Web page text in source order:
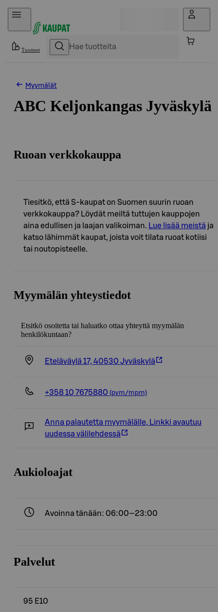
Hyppää sisältöön
Tuotteet
Myymälät
ABC Keljonkangas Jyväskylä
Ruoan verkkokauppa
Tiesitkö, että S-kaupat on Suomen suurin ruoan
verkkokauppa? Löydät meiltä tuttujen kauppojen
aina edullisen ja laajan valikoiman. Lue lisää meistä ja
katso lähimmät kaupat, joista voit tilata ruoat kotiisi
tai noutopisteelle.
Myymälän yhteystiedot
Etsitkö osoitetta tai haluatko ottaa yhteyttä myymälän
henkilökuntaan?
Eteläväylä 17, 40530 Jyväskylä
+358 10 7675880 (pvm/mpm)
Anna palautetta myymälälle, Linkki avautuu
uudessa välilehdessä
Aukioloajat
Avoinna tänään: 06:00—23:00
Palvelut
95 E10